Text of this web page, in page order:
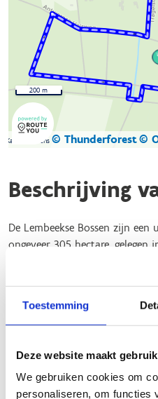
Toestemming
Deze website maakt
We gebruiken cookies om
personaliseren, om functies
Kaartgegevens © Thunderforest©
200 m
Beschrijving
De Lembeekse Bossen zijn
ongeveer 305 hectare, gelegen
Vlaanderen). Het gebied
van loof- en naaldbossen,
Een ideaal gebied dus om er
bewegwijzerde looproute met
bos (Tragelstraat 12 9971